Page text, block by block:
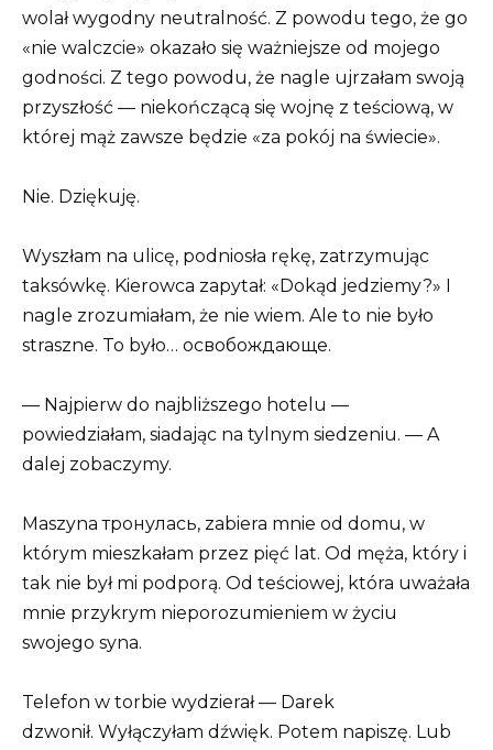
wolał wygodny neutralność. Z powodu tego, że go
«nie walczcie» okazało się ważniejsze od mojego
godności. Z tego powodu, że nagle ujrzałam swoją
przyszłość — niekończącą się wojnę z teściową, w
której mąż zawsze będzie «za pokój na świecie».
Nie. Dziękuję.
Wyszłam na ulicę, podniosła rękę, zatrzymując
taksówkę. Kierowca zapytał: «Dokąd jedziemy?» I
nagle zrozumiałam, że nie wiem. Ale to nie było
straszne. To było… освобождающе.
— Najpierw do najbliższego hotelu —
powiedziałam, siadając na tylnym siedzeniu. — A
dalej zobaczymy.
Maszyna тронулась, zabiera mnie od domu, w
którym mieszkałam przez pięć lat. Od męża, który i
tak nie był mi podporą. Od teściowej, która uważała
mnie przykrym nieporozumieniem w życiu
swojego syna.
Telefon w torbie wydzierał — Darek
dzwonił. Wyłączyłam dźwięk. Potem napiszę. Lub